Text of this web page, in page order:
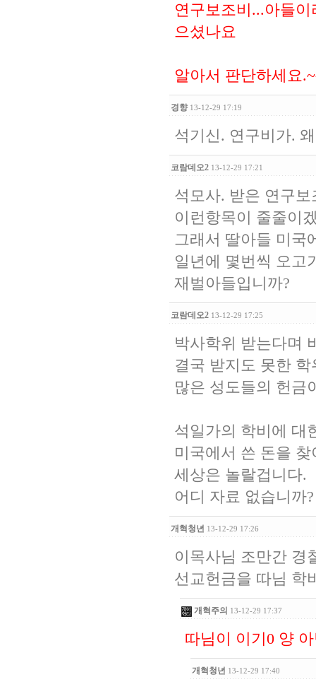
연구보조비...아들
으셨나요
알아서 판단하세요
경향 13-12-29 17:19
석기신. 연구비가.
코람데오2 13-12-29 17:21
석모사. 받은 연구
이런항목이 줄줄이
그래서 딸아들 미국
일년에 몇번씩 오고
재벌아들입니까?
코람데오2 13-12-29 17:25
박사학위 받는다며
결국 받지도 못한 학
많은 성도들의 헌금
석일가의 학비에 대
미국에서 쓴 돈을 찾
세상은 놀랄겁니다.
어디 자료 없습니까?
개혁청년 13-12-29 17:26
이목사님 조만간 경
선교헌금을 따님 학
개혁주의 13-12-29 17:37
따님이 이기0 양
개혁청년 13-12-29 17:40